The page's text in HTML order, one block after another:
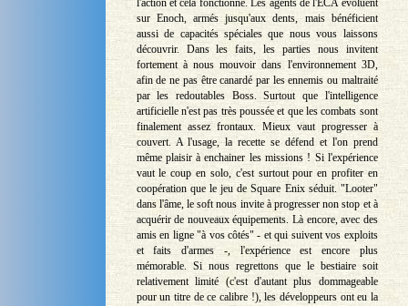
l'action et cela fonctionne. Les agents de l'ECA évoluent
sur Enoch, armés jusqu'aux dents, mais bénéficient
aussi de capacités spéciales que nous vous laissons
découvrir. Dans les faits, les parties nous invitent
fortement à nous mouvoir dans l'environnement 3D,
afin de ne pas être canardé par les ennemis ou maltraité
par les redoutables Boss. Surtout que l'intelligence
artificielle n'est pas très poussée et que les combats sont
finalement assez frontaux. Mieux vaut progresser à
couvert. A l'usage, la recette se défend et l'on prend
même plaisir à enchainer les missions ! Si l'expérience
vaut le coup en solo, c'est surtout pour en profiter en
coopération que le jeu de Square Enix séduit. "Looter"
dans l'âme, le soft nous invite à progresser non stop et à
acquérir de nouveaux équipements. Là encore, avec des
amis en ligne "à vos côtés" - et qui suivent vos exploits
et faits d'armes -, l'expérience est encore plus
mémorable. Si nous regrettons que le bestiaire soit
relativement limité (c'est d'autant plus dommageable
pour un titre de ce calibre !), les développeurs ont eu la